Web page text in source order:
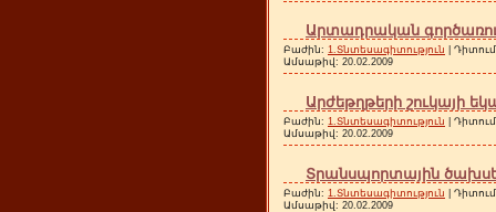
Արտադրական
Բաժին: 1.Տնտեսագիտություն |
Ամսաթիվ: 20.02.2009
Արժեթղթերի շուկայի
Բաժին: 1.Տնտեսագիտություն |
Ամսաթիվ: 20.02.2009
Տրանսպորտային
Բաժին: 1.Տնտեսագիտություն |
Ամսաթիվ: 20.02.2009